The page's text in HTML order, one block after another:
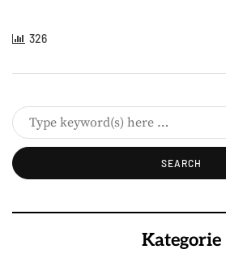
326
Kategorie